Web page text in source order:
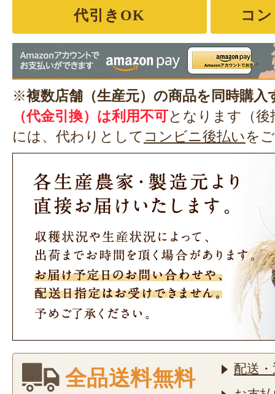
代引きOK コ
※複数店舗（生産元）の商品を同時購入
（代金引換）は利用不可となります（
には、代わりとして コンビニ後払いを
全品送料無料
配送